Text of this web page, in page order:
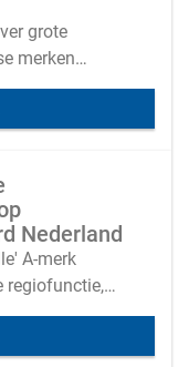
grote
merken
Nederland
A-merk
regiofunctie,
en